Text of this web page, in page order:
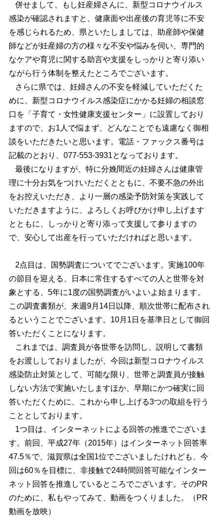
併せまして、もし妊産婦さんに、新型コロナウイルス
感染が確認されますと、健康面や出産後の育児等に不安
を感じられるため、県といたしましては、助産師や保健
師などが妊産婦の方の様々な不安や悩みを伺い、専門的
なケアや育児に関する助言や支援をしっかりと寄り添い
ながら行う体制を整えたところでございます。
さらに県では、妊婦さんの不安を軽減していただくた
めに、新型コロナウイルス感染症にかかる妊婦の相談窓
口を「子育て・女性健康支援センター」に設置しており
ますので、お1人で悩まず、どんなことでも遠慮なく御相
談をいただきたいと思います。電話・ファックス番号は
記載のとおり、077-553-3931となっております。
最後になりますが、特に分娩間近の妊婦さんは健康管
理に十分お気をつけいただくとともに、不要不急の外出
をお控えいただき、より一層の感染予防対策を実践して
いただきますように、よろしくお呼びかけ申し上げます
とともに、しっかりと寄り添って支援して参りますの
で、安心して出産を行っていただければと思います。
2点目は、国勢調査についてでございます。実施100年
の節目を迎える、日本に常住するすべての人と世帯を対
象とする、5年に1度の国勢調査がいよいよ始まります。
この調査書類が、来週9月14日以降、順次世帯に配布され
るということでございます。10月1日を基準日として御回
答いただくことになります。
これまでは、調査員が各世帯を訪問し、説明して書類
をお渡ししておりましたが、今回は新型コロナウイルス
感染防止対策として、可能な限り、世帯と調査員が接触
しない方法で実施いたしますほか、早期にかつ確実に回
答いただくために、これから申し上げる3つの取組を行う
こととしております。
1つ目は、インターネットによる回答の推進でございま
す。前回、平成27年（2015年）はインターネット回答率
47.5％で、滋賀県は全国1位でございましたけれども、今
回は60％を目標に、非接触で24時間回答可能なインター
ネット回答を推進しているところでございます。そのPR
のために、私もやってみて、動画をつくりました。（PR
動画を放映）